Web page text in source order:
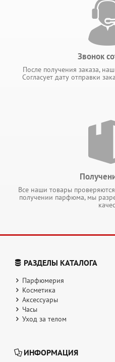
Звонок
После получения заказа,
Согласует дату отправки
Все наши товары
получении парфюма, мы
РАЗДЕЛЫ КАТАЛОГА
Парфюмерия
Косметика
Аксессуары
Часы
Уход за телом
ИНФОРМАЦИЯ